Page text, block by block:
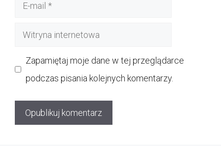
Witryna
Zapamiętaj moje dane w tej przeglądarce
podczas pisania kolejnych komentarzy.